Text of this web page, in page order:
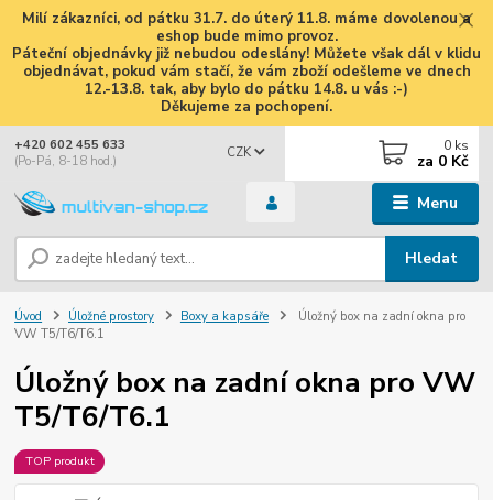
Milí zákazníci, od pátku 31.7. do úterý 11.8. máme dovolenou a
eshop bude mimo provoz.
Páteční objednávky již nebudou odeslány! Můžete však dál v klidu
objednávat, pokud vám stačí, že vám zboží odešleme ve dnech
12.-13.8. tak, aby bylo do pátku 14.8. u vás :-)
Děkujeme za pochopení.
Menu
CZK
Hledat
+420 602 455 633
(Po-Pá, 8-18 hod.)
0 ks
za 0 Kč
Úvod Úložné prostory Boxy a kapsáře
Úložný box na zadní okna pro
VW T5/T6/T6.1
Úložný box na zadní okna pro VW
T5/T6/T6.1
TOP produkt